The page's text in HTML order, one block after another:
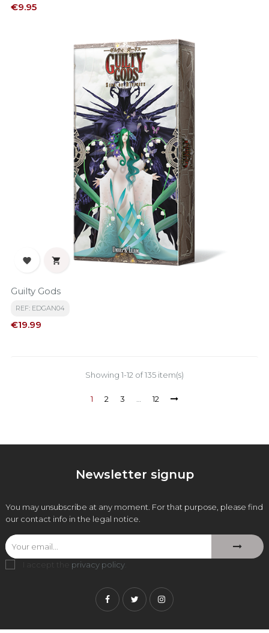
Price
€9.95
 
Guilty Gods
REF: EDGAN04
Price
€19.99
Showing 1-12 of 135 item(s)
1 2 3 12
Newsletter signup
You may unsubscribe at any moment. For that purpose, please find
our contact info in the legal notice.
I accept the privacy policy
FacebookTwitterInstagram